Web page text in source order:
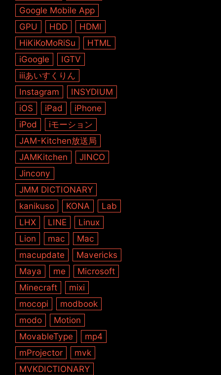
Google Mobile App
GPU
HDD
HDMI
HiKiKoMoRiSu
HTML
iGoogle
IGTV
iiiあいすくりん
Instagram
INSYDIUM
iOS
iPad
iPhone
iPod
iモーション
JAM-Kitchen放送局
JAMKitchen
JINCO
Jincony
JMM DICTIONARY
kanikuso
KONA
Lab
LHX
LINE
Linux
Lion
mac
Mac
macupdate
Mavericks
Maya
me
Microsoft
Minecraft
mixi
mocopi
modbook
modo
Motion
MovableType
mp4
mProjector
mvk
MVKDICTIONARY